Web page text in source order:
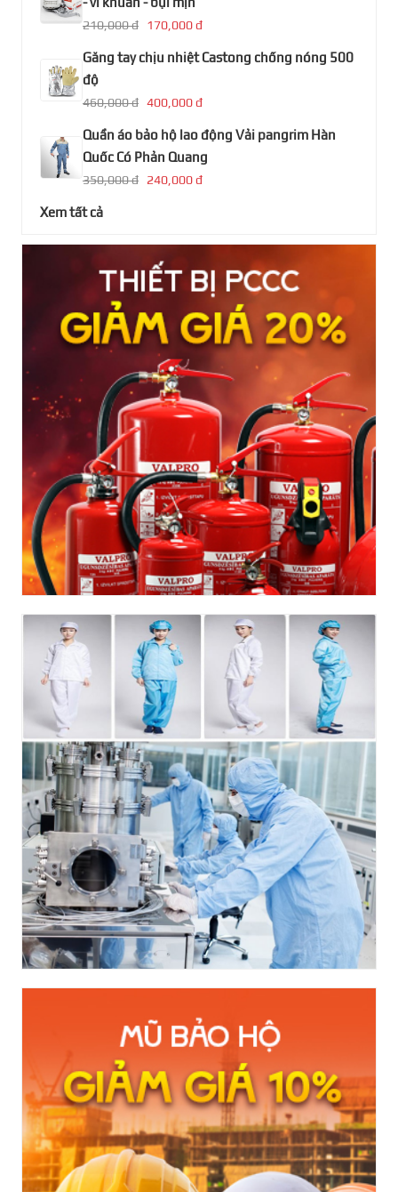
210,000 đ 170,000 đ
Găng tay chịu nhiệt Castong chống nóng 500
độ
460,000 đ 400,000 đ
Quần áo bảo hộ lao động Vải pangrim Hàn
Quốc Có Phản Quang
350,000 đ 240,000 đ
Xem tất cả